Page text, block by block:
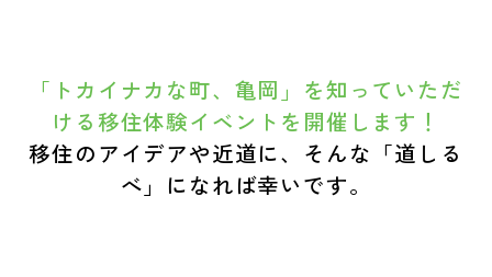
「トカイナカな町、亀岡」を知っていただ
ける移住体験イベントを開催します！
移住のアイデアや近道に、そんな「道しる
べ」になれば幸いです。